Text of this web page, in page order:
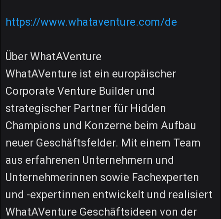
https://www.whataventure.com/de
Über WhatAVenture
WhatAVenture ist ein europäischer
Corporate Venture Builder und
strategischer Partner für Hidden
Champions und Konzerne beim Aufbau
neuer Geschäftsfelder. Mit einem Team
aus erfahrenen Unternehmern und
Unternehmerinnen sowie Fachexperten
und -expertinnen entwickelt und realisiert
WhatAVenture Geschäftsideen von der